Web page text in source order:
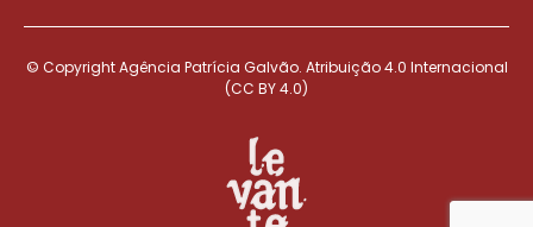
© Copyright Agência Patrícia Galvão. Atribuição 4.0 Internacional
(CC BY 4.0)